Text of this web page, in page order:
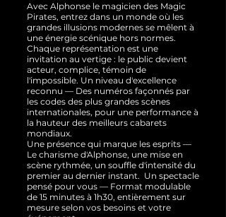
Avec Alphonse le magicien des Magic
Pirates, entrez dans un monde où les
grandes illusions modernes se mêlent à
une énergie scénique hors normes.
Chaque représentation est une
invitation au vertige : le public devient
acteur, complice, témoin de
l'impossible. Un niveau d'excellence
reconnu — Des numéros façonnés par
les codes des plus grandes scènes
internationales, pour une performance à
la hauteur des meilleurs cabarets
mondiaux.
Une présence qui marque les esprits —
Le charisme d'Alphonse, une mise en
scène rythmée, un souffle d'intensité du
premier au dernier instant. Un spectacle
pensé pour vous — Format modulable
de 15 minutes à 1h30, entièrement sur
mesure selon vos besoins et votre